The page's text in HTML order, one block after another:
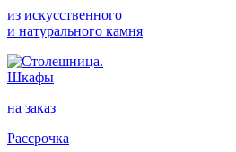
из искусственного
и натурального камня
Шкафы
на заказ
Рассрочка